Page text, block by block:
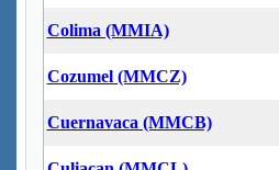
Colima (MMIA)
Cozumel (MMCZ)
Cuernavaca (MMCB)